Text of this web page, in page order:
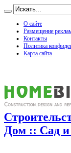
О сайте
Размещение
Контакты
Политика
Карта сайта
Дом :: Сад и